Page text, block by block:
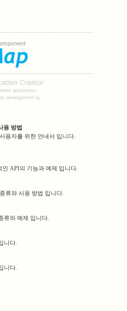
용 방법
용자를 위한 안내서 입니다.
인 API의 기능과 예제 입니다.
류와 사용 방법 입니다.
류와 예제 입니다.
니다.
니다.